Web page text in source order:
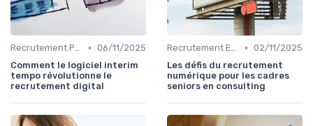
Recrutement Permanent et Temporaire • 06/11/2025
Comment le logiciel interim
tempo révolutionne le
recrutement digital
Recrutement Exécutif • 02/11/2025
Les défis du recrutement
numérique pour les cadres
seniors en consulting